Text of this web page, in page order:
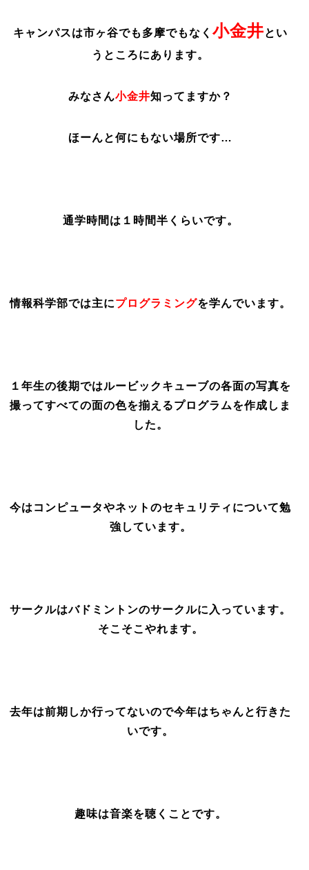
キャンパスは市ヶ谷でも多摩でもなく小金井とい
うところにあります。
みなさん小金井知ってますか？
ほーんと何にもない場所です…
通学時間は１時間半くらいです。
情報科学部では主にプログラミングを学んでいます。
１年生の後期ではルービックキューブの各面の写真を
撮ってすべての面の色を揃えるプログラムを作成しま
した。
今はコンピュータやネットのセキュリティについて勉
強しています。
サークルはバドミントンのサークルに入っています。
そこそこやれます。
去年は前期しか行ってないので今年はちゃんと行きた
いです。
趣味は音楽を聴くことです。